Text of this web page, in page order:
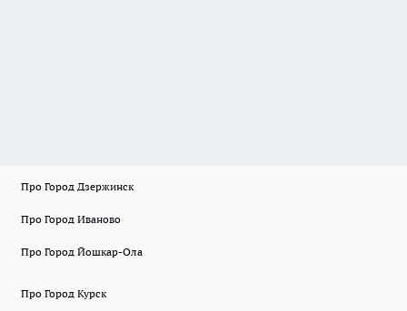
Про Город Дзержинск
Про Город Иваново
Про Город Йошкар-Ола
Про Город Курск